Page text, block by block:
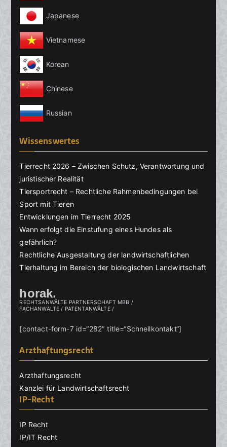
Japanese
Vietnamese
Korean
Chinese
Russian
Wissenswertes
Tierrecht 2026 – Zwischen Schutz, Verantwortung und
juristischer Realität
Tiersportrecht – Rechtliche Rahmenbedingungen bei
Sport mit Tieren
Entwicklungen im Tierrecht 2025
Wann erfolgt die Einstufung eines Hundes als
gefährlich?
Rechtliche Ausgestaltung der landwirtschaftlichen
Tierhaltung im Bereich der biologischen Landwirtschaft
horak.
RECHTSANWÄLTE PARTNERSCHAFT MBB /
FACHANWÄLTE / PATENTANWÄLTE /
[contact-form-7 id=“282″ title=“Schnellkontakt“]
Arzthaftungsrecht
Arzthaftungsrecht
Kanzlei für Landwirtschaftsrecht
IP-Recht
IP Recht
IP/IT Recht